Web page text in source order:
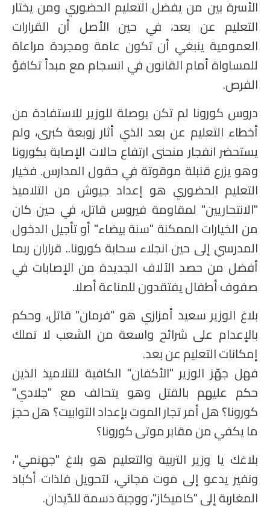
الأسرة بين من يفضل التعليم الحضوري ومن يختار
التعليم عن بعد، في حين الأصل أن القرارات
العمومية ينبغي أن تكون عامة ومجردة مراعاة
للمساواة أمام القانون في انسجام مع مبدأ تكافؤ
الفرص.
دروس كورونا لم تكن بوصلة للوزير للاستفادة من
أخطاء التعليم عن بعد الذي أثار زوبعة كبرى، ولم
يستحضر انفجار منحنى ارتفاع حالات الإصابة بكورونا
وهو يزرع قنبلة موقوتة في حقول المدارس. فخيار
التعليم الحضوري هو إعداد جيوش من التلاميذ
"الانتحاريين" لمقاومة فيروس قاتل، في حين كان
من الخيارات الممكنة "سنة بيضاء" أو تأجيل الدخول
المدرسي إلى حين انجلاء سحابة كورونا.. قراران ربما
أفضل من حصد الآلاف الجديدة من الإصابات في
صفوف أطفال يفتقدون للمناعة أصلا.
بلاغ الوزير سعيد أمزازي هو "فرمان" قاتل، وحكم
بالإعدام على شرائح واسعة من الشعب لا تملك
إمكانات التعليم عن بعد.
فهل جهّز الوزير "الأكفان" الكافية للتلاميذ الذين
حكم عليهم بالقتل وهو يتحالف مع "جلادي"
كورونا؟ هل أمر تجار الموت بإعداد التوابيت؟ هل حجز
ما يكفي من مقابر موتى كورونا؟
بلاغك يا وزير التربية والتعليم هو بلاغ "جهنمي"،
ونفير يدعو إلى موت مجاني، لتحويل فلذات أكباد
المغاربة إلى "كاميكاز"، ووجبة دسمة للدّيدان.